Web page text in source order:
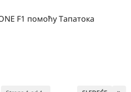
F1 помоћу Тапатока